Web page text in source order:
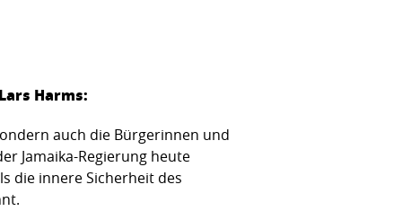
Harms:
auch die Bürgerinnen und
Jamaika-Regierung heute
die innere Sicherheit des